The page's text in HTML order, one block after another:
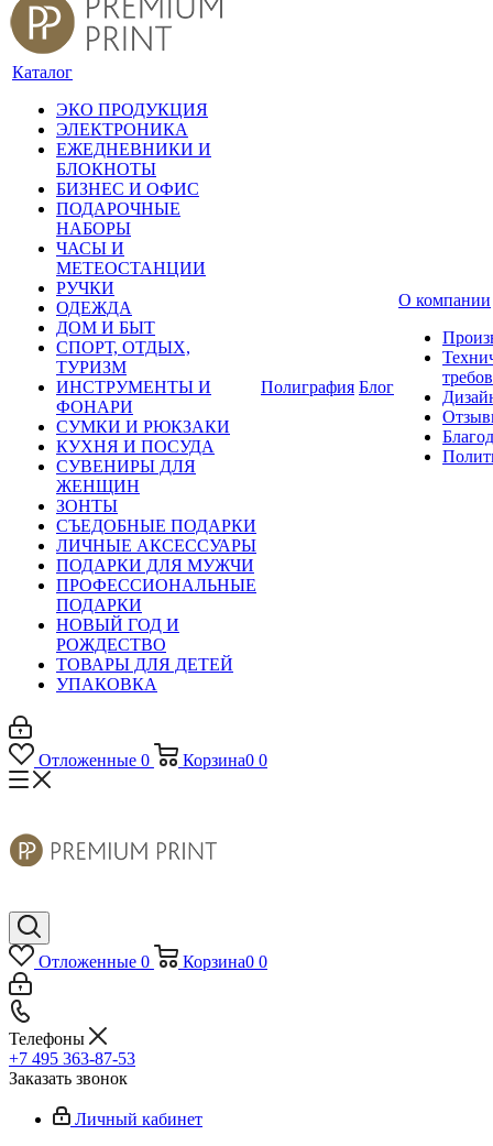
Каталог
ЭКО ПРОДУКЦИЯ
ЭЛЕКТРОНИКА
ЕЖЕДНЕВНИКИ И
БЛОКНОТЫ
БИЗНЕС И ОФИС
ПОДАРОЧНЫЕ
НАБОРЫ
ЧАСЫ И
МЕТЕОСТАНЦИИ
РУЧКИ
ОДЕЖДА
ДОМ И БЫТ
СПОРТ, ОТДЫХ,
ТУРИЗМ
ИНСТРУМЕНТЫ И
ФОНАРИ
СУМКИ И РЮКЗАКИ
КУХНЯ И ПОСУДА
СУВЕНИРЫ ДЛЯ
ЖЕНЩИН
ЗОНТЫ
СЪЕДОБНЫЕ ПОДАРКИ
ЛИЧНЫЕ АКСЕССУАРЫ
ПОДАРКИ ДЛЯ МУЖЧИ
ПРОФЕССИОНАЛЬНЫЕ
ПОДАРКИ
НОВЫЙ ГОД И
РОЖДЕСТВО
ТОВАРЫ ДЛЯ ДЕТЕЙ
УПАКОВКА
Полиграфия Блог
О компании
Отложенные 0 Корзина0 0
Отложенные 0 Корзина0 0
Телефоны
+7 495 363-87-53
Заказать звонок
Личный кабинет